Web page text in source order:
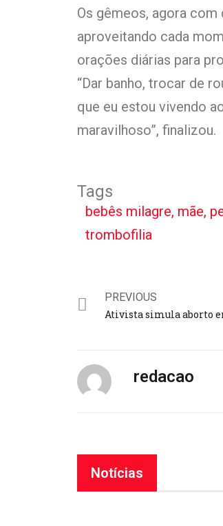
Os gêmeos, agora
aproveitando cada
orações diárias para
“Dar banho, trocar de
que eu estou vivendo
maravilhoso”, finalizou.
Tags
bebês milagre, mãe,
trombofilia
PREVIOUS
redacao
Notícias